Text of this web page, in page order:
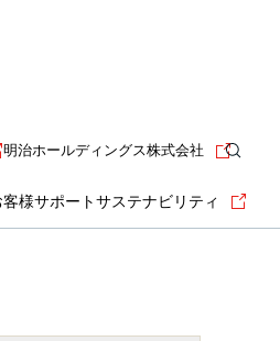
客様サポートサステナビリティ
明治ホールディングス株式会社